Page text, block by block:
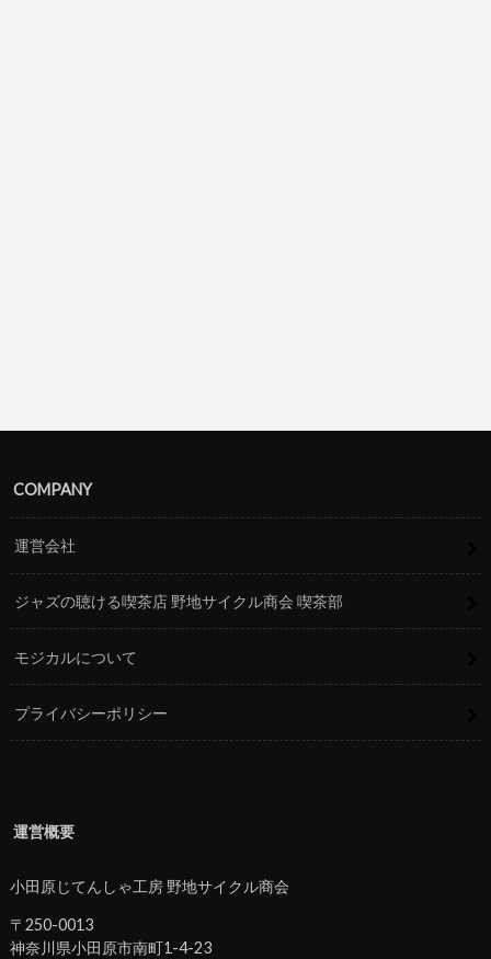
COMPANY
運営会社
ジャズの聴ける喫茶店 野地サイクル商会 喫茶部
モジカルについて
プライバシーポリシー
運営概要
小田原じてんしゃ工房 野地サイクル商会
〒250-0013
神奈川県小田原市南町1-4-23